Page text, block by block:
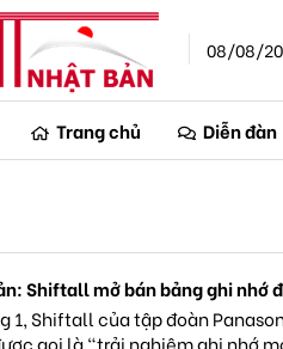
08/08/
Trang chủ Diễn đàn
Shiftall mở bán bảng ghi nhớ
1, Shiftall của tập đoàn
gọi là "trải nghiệm ghi nhớ